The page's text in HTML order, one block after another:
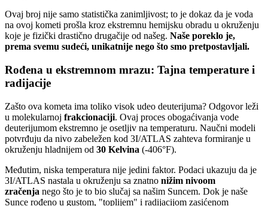
Ovaj broj nije samo statistička zanimljivost; to je dokaz da je voda
na ovoj kometi prošla kroz ekstremnu hemijsku obradu u okruženju
koje je fizički drastično drugačije od našeg. Naše poreklo je,
prema svemu sudeći, unikatnije nego što smo pretpostavljali.
Rođena u ekstremnom mrazu: Tajna temperature i
radijacije
Zašto ova kometa ima toliko visok udeo deuterijuma? Odgovor leži
u molekularnoj frakcionaciji. Ovaj proces obogaćivanja vode
deuterijumom ekstremno je osetljiv na temperaturu. Naučni modeli
potvrđuju da nivo zabeležen kod 3I/ATLAS zahteva formiranje u
okruženju hladnijem od 30 Kelvina (-406°F).
Međutim, niska temperatura nije jedini faktor. Podaci ukazuju da je
3I/ATLAS nastala u okruženju sa znatno nižim nivoom
zračenja nego što je to bio slučaj sa našim Suncem. Dok je naše
Sunce rođeno u gustom, "toplijem" i radijacijom zasićenom